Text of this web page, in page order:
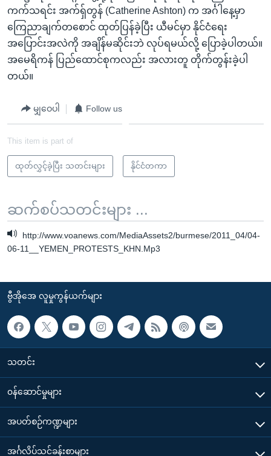
ကက်သရင်း အက်ရှ်တွန် (Catherine Ashton) က အင်္ဂါနေ့မှာ
ကြေညာချက်တစောင် ထုတ်ပြန်ခဲ့ပြီး ယီမင်မှာ နိုင်ငံရေး
အပြောင်းအလဲကို အချိန်မဆိုင်းဘဲ လုပ်ရမယ်လို့ ပြောခဲ့ပါတယ်။
အမေရိကန် ပြည်ထောင်စုကလည်း အလားတူ တိုက်တွန်းခဲ့ပါ
တယ်။
မျှဝေပါ Follow us
This item is part of
ထုတ်လွှင့်ခဲ့ပြီး သတင်းများ နိုင်ငံတကာ
ဆက်စပ်သတင်းများ ...
http://www.voanews.com/MediaAssets2/burmese/2011_04/04-
06-11__YEMEN_PROTESTS_KHN.Mp3
ဗွီအိုအေ လူမှုကွန်ယက်များ
သတင်း
၀န်ဆောင်မှုများ
အပတ်စဉ်ကဏ္ဍများ
အင်္ဂလိပ်သင်ခန်းစာများ